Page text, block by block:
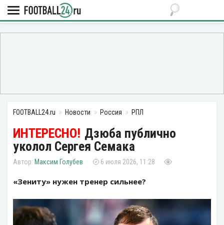
FOOTBALL24.ru Новости Россия РПЛ
Дзюба публично
уколол Сергея Семака
Максим Голубев 6 июля 2026, 11:28
«Зениту» нужен тренер сильнее?